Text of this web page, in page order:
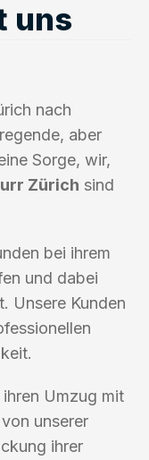
uns
nach
aber
Sorge, wir,
Zürich sind
bei ihrem
und dabei
Unsere Kunden
Umzug mit
unserer
ihrer